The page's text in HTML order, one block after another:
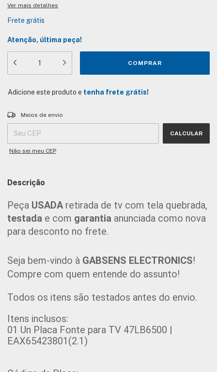
Ver mais detalhes
Frete grátis
Atenção, última peça!
Adicione este produto e tenha frete grátis!
Entregas para o CEP:
Meios de envio
CALCULAR
Não sei meu CEP
Descrição
Peça USADA
testada e com garantia anunciada como nova
para desconto no frete.
Seja bem-vindo à GABSENS ELECTRONICS!
Compre com quem entende do assunto!
Todos os itens são testados antes do envio.
Itens inclusos:
01 Un Placa Fonte para TV 47LB6500 |
EAX65423801(2.1)